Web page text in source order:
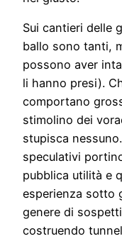
Sui cantieri delle
ballo sono tanti,
possono aver
li hanno presi).
comportano
stimolino dei
stupisca
speculativi
pubblica utilità e
esperienza sotto
genere di
costruendo